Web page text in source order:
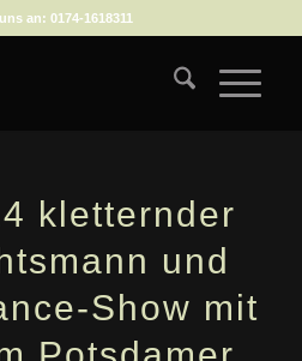
an: 0174-1618311
kletternder
und
Show mit